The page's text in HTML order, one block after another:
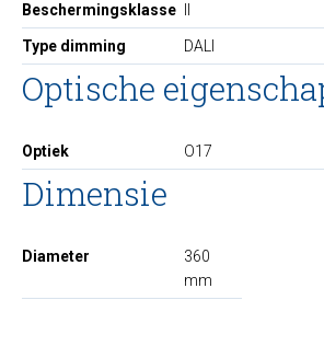
Beschermingsklasse
Type dimming DALI
Optische
Optiek O17
Dimensie
Diameter
360
mm